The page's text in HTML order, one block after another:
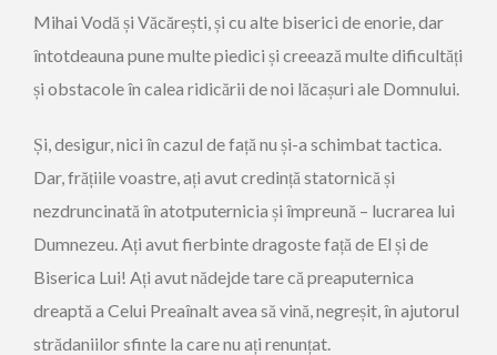
Mihai Vodă și Văcărești, și cu alte biserici de enorie, dar
întotdeauna pune multe piedici și creează multe dificultăți
și obstacole în calea ridicării de noi lăcașuri ale Domnului.
Și, desigur, nici în cazul de față nu și-a schimbat tactica.
Dar, frățiile voastre, ați avut credință statornică și
nezdruncinată în atotputernicia și împreună – lucrarea lui
Dumnezeu. Ați avut fierbinte dragoste față de El și de
Biserica Lui! Ați avut nădejde tare că preaputernica
dreaptă a Celui Preaînalt avea să vină, negreșit, în ajutorul
strădaniilor sfinte la care nu ați renunțat.